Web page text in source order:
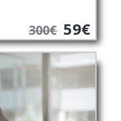
300€ 59€